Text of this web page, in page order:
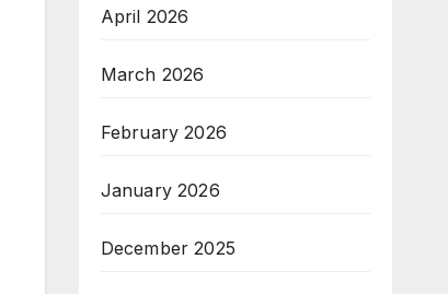
April 2026
March 2026
February 2026
January 2026
December 2025